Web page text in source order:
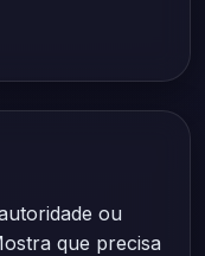
ou
que precisa